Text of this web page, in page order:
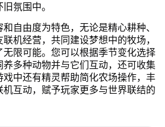
氛围中。
自由度为特色，无论是精心耕种、
机经营，共同建设梦想中的牧场，
无限可能。您可以根据季节变化选择
多种动物并与它们互动，还可收集
戏中还有精灵帮助简化农场操作，丰
机互动，赋予玩家更多与世界联结的